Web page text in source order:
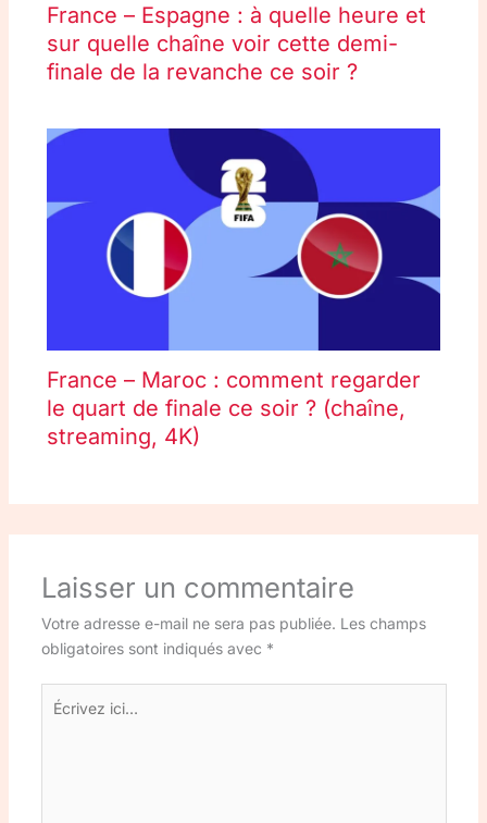
France – Espagne : à quelle heure et
sur quelle chaîne voir cette demi-
finale de la revanche ce soir ?
France – Maroc : comment regarder
le quart de finale ce soir ? (chaîne,
streaming, 4K)
Laisser un commentaire
Votre adresse e-mail ne sera pas publiée. Les champs
obligatoires sont indiqués avec *
Écrivez
ici…